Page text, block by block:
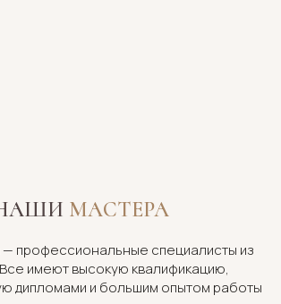
МАСТЕРА
профессиональные специалисты из
имеют высокую квалификацию,
дипломами и большим опытом работы